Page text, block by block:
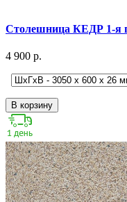
Столешница КЕДР 1-я
4 900 р.
В корзину